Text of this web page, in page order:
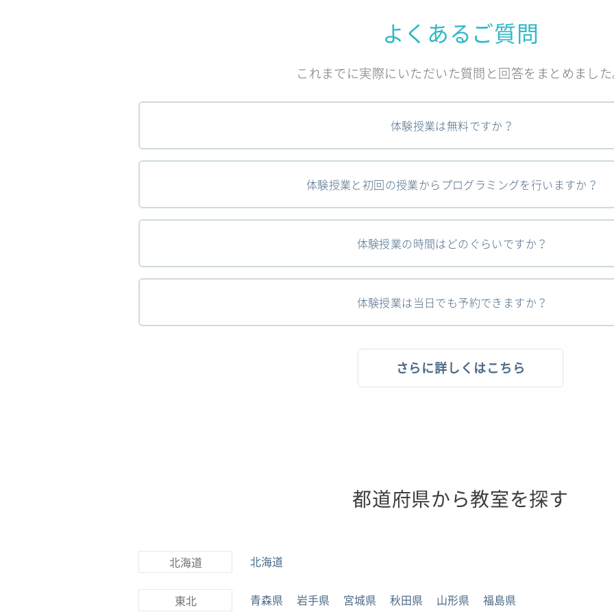
よくあるご質問
これまでに実際にいただいた質問と回答をまとめまし
体験授業は無料ですか？
体験授業と初回の授業からプログラミングを行いますか？
体験授業の時間はどのぐらいですか？
体験授業は当日でも予約できますか？
さらに詳しくはこちら
都道府県から教室を探す
北海道 北海道
東北 青森県 岩手県 宮城県 秋田県 山形県 福島県